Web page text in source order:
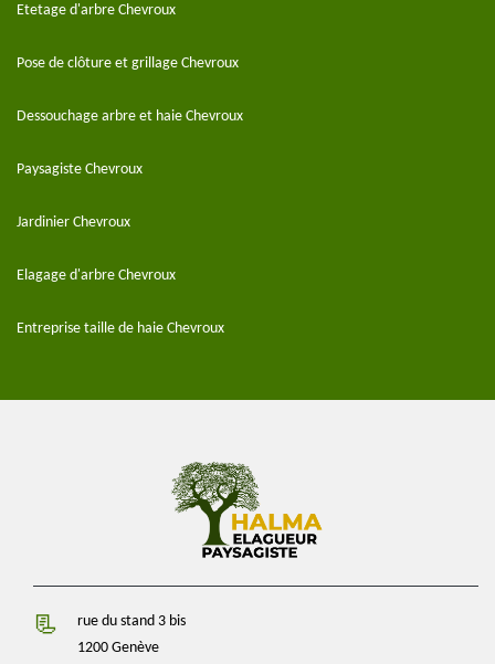
Etetage d'arbre Chevroux
Pose de clôture et grillage Chevroux
Dessouchage arbre et haie Chevroux
Paysagiste Chevroux
Jardinier Chevroux
Elagage d'arbre Chevroux
Entreprise taille de haie Chevroux
rue du stand 3 bis
1200 Genève